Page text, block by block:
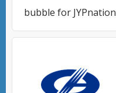
bubble for JYPnation